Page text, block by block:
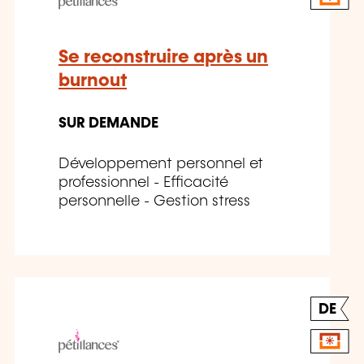
Se reconstruire après un
burnout
SUR DEMANDE
Développement personnel et
professionnel - Efficacité
personnelle - Gestion stress
DE